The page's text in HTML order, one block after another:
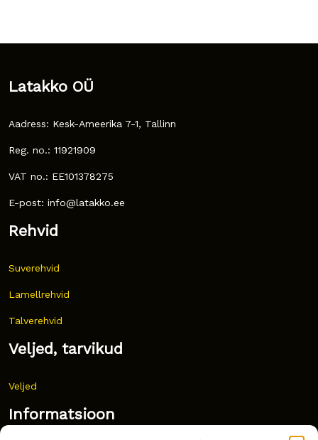
Latakko OÜ
Aadress: Kesk-Ameerika 7-1, Tallinn
Reg. no.: 11921909
VAT no.: EE101378275
E-post: info@latakko.ee
Rehvid
Suverehvid
Lamellrehvid
Talverehvid
Veljed, tarvikud
Veljed
Informatsioon